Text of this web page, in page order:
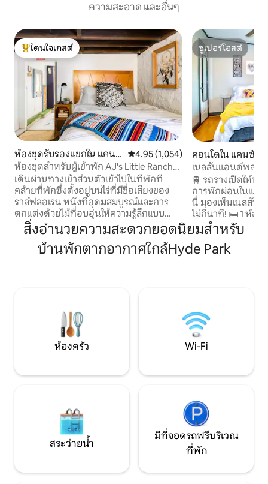
ความสะอาด และอื่นๆ
โดนใจเกสต์ที่สุด
โดนใจเกสต์
ห้องชุดรับรองแขกใน แคนซั
สซิตี
คะแนนเฉลี่ย 4.95 จาก 5, 1,054 รีวิว
4.95 (1,054)
ห้องชุดสำหรับผู้เข้าพัก AJ's Little Ranch
ในไฮด์พาร์ค
เดินผ่านทางเข้าส่วนตัวเข้าไปในที่พักที่
คล้ายที่พักซึ่งตั้งอยู่บนไร่ที่มีชื่อเสียงของ
ราล์ฟลอเรน หนังที่อุดมสมบูรณ์และการ
ตกแต่งด้วยไม้ที่อบอุ่นให้ความรู้สึกแบบ
ชนบทแต่ทันสมัย ดูเคเบิลทีวีหรือใช้แอพ
สตรีมมิ่งที่คุณชื่นชอบผ่าน Amazon
Firestick จากความสะดวกสบายของเตียง
แปลกๆที่มีพื้นที่ทำงานสำหรับรับประทาน
อาหารหรือทำงาน ผู้เข้าพักจะใช้ห้องสวีท
ส่วนตัวได้ทั้งห้องสุดพิเศษในระหว่างการ
ส่วนที่เหลือของที่พัก เราขอให้ผู้เข้าพักจำไว้
ติดกับที่พัก Airbnb ไม่ว่างสำหรับผู้เข้าพัก
เจ้าของที่พักจะไม่เข้าไปในที่พักที่ให้เช่าโดย
ไม่ได้รับอนุญาตจากผู้เข้าพักก่อนหรือใน
กรณีที่เกิดเหตุฉุกเฉินที่เป็นอันตรายต่อ
ด้วยการเช็คอินด้วยตนเองผ่านทางเข้าส่วน
ซูเปอร์โฮสต์
ซูเปอร์โฮสต์
คอนโดใน แคนซัส
เนลสันแอนด์พลา
ฟรี
🚆 รถรางเปิดให้บริ
การพักผ่อนในแค
นี่ มองเห็นเนลสันแ
ไม่กี่นาที! 🛏 1 ห้องนอนเตียงควีนไซส์ ฟูก
นอน🛏 1 หลัง 🛁 1
🚶‍♂️ พลาซ่า (เดิน
🚶‍♀️ บาร์บีคิว (10 นาที) สนามกีฬา🚗แ
อนุญาตให้นำสัตว์
30 ปอนด์เข้าพัก)
กาแฟ ชา และของว่
สิ่งอำนวยความสะดวกยอดนิยมสำหรับ
บ้านพักตากอากาศใกล้Hyde Park
ห้องครัว Wi-Fi
สระว่ายน้ำ
มีที่จอดรถฟรีบริเวณ
ที่พัก